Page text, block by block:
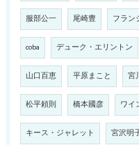
服部公一 尾崎豊 フラン
coba デューク・エリントン
山口百恵 平原まこと 宮
松平頼則 橋本國彦 ワイ
キース・ジャレット 宮沢明